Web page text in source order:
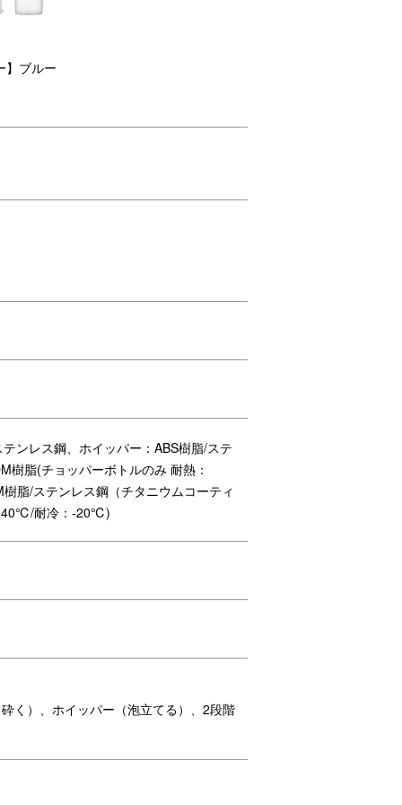
】ブルー
ンレス鋼、ホイッパー：ABS樹脂/ステ
樹脂(チョッパーボトルのみ 耐熱：
/ステンレス鋼（チタニウムコーティ
140℃/耐冷：-20℃)
く）、ホイッパー（泡立てる）、2段階